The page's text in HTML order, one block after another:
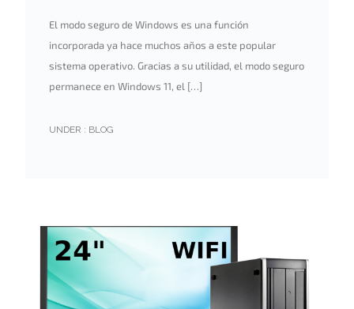
El modo seguro de Windows es una función
incorporada ya hace muchos años a este popular
sistema operativo. Gracias a su utilidad, el modo seguro
permanece en Windows 11, el […]
UNDER : BLOG